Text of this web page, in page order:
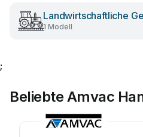
Landwirtschaftliche
1 Modell
;
Beliebte Amvac